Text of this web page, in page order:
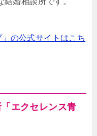
の公式サイトはこち
エクセレンス青